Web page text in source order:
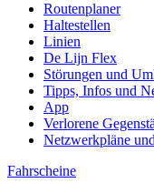
Routenplaner
Haltestellen
Linien
De Lijn Flex
Störungen und
Tipps, Infos und
App
Verlorene
Netzwerkpläne
Fahrscheine